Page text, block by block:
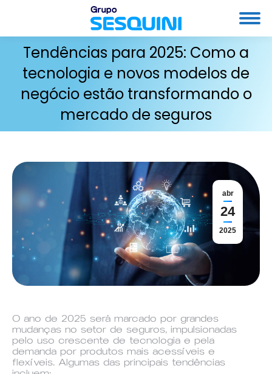
Tendências para 2025: Como a
tecnologia e novos modelos de
negócio estão transformando o
mercado de seguros
abr
24
2025
O ano de 2025 será marcado por grandes
mudanças no setor de seguros, impulsionadas
pelo uso crescente de tecnologia e pela
demanda por produtos mais acessíveis e
flexíveis. Algumas das principais tendências